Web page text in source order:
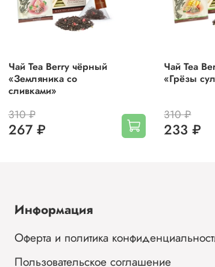
Чай Tea Berry чёрный
«Земляника со
сливками»
310 ₽
267 ₽
Чай Tea
«Грёзы
310 ₽
233 ₽
Информация
Оферта и политика
Пользовательское соглашение